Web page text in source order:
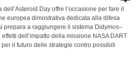
Day offre l’occasione per fare il
europea dimostrativa dedicata alla difesa
prepara a raggiungere il sistema Didymos–
dell’impatto della missione NASA DART
il futuro delle strategie contro possibili